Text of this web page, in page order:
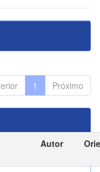
1 Próximo
Autor